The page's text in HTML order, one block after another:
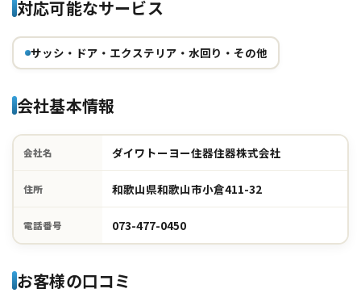
対応可能なサービス
サッシ・ドア・エクステリア・水回り・その他
会社基本情報
会社名 ダイワトーヨー住器住器株式会社
住所 和歌山県和歌山市小倉411-32
電話番号 073-477-0450
お客様の口コミ